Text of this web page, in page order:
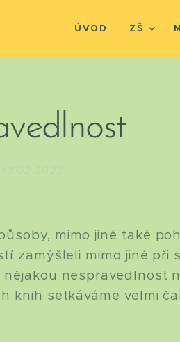
ÚVOD ZŠ
mimo jiné také
zamýšleli mimo jiné při
nespravedlnost
knih setkáváme velmi